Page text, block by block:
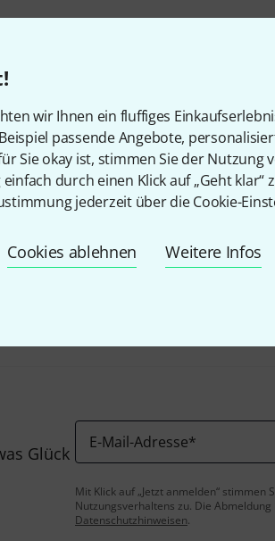
wir Ihnen ein fluffiges
passende Angebote,
Sie okay ist, stimmen Sie der Nutzung
durch einen Klick auf „Geht klar“
jederzeit über die Cookie-
Cookies ablehnen Weitere Infos
was Sie sehen?
Glück
E-Mail-Adresse*
Mit Klick auf „Jetzt anmelden“
Nutzungsverhaltens zu. Die
Datenschutzhinweisen.